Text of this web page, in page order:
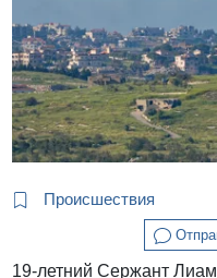
Происшествия
19-летний Сержант